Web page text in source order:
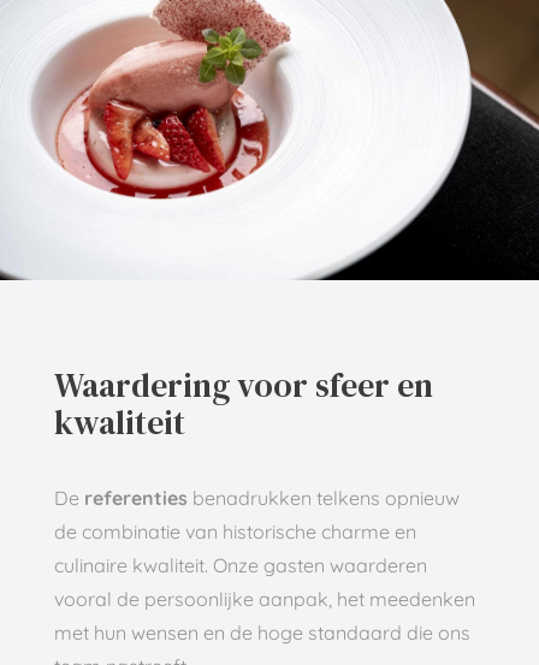
Waardering voor sfeer en
kwaliteit
De referenties benadrukken telkens opnieuw
de combinatie van historische charme en
culinaire kwaliteit. Onze gasten waarderen
vooral de persoonlijke aanpak, het meedenken
met hun wensen en de hoge standaard die ons